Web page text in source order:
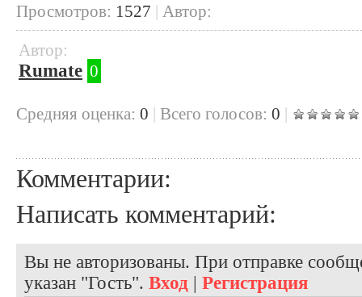
Просмотров: 1527 | Автор:
Автор:
Rumate 0
Cредняя оценка: 0 | Всего голосов: 0 |
Комментарии:
Написать комментарий:
Вы не авторизованы. При отправке
указан "Гость". Вход | Регистрация